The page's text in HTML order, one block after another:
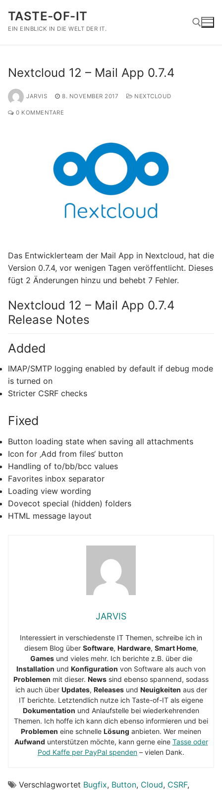
Inhalt
springen
TASTE-OF-IT
EIN EINBLICK IN DIE WELT DER IT.
Nextcloud 12 – Mail App 0.7.4
JARVIS 8. NOVEMBER 2017 NEXTCLOUD
0 KOMMENTARE
Das Entwicklerteam der Mail App in Nextcloud, hat die
Version 0.7.4, vor wenigen Tagen veröffentlicht. Dieses
fügt 2 Änderungen hinzu und behebt 7 Fehler.
Nextcloud 12 – Mail App 0.7.4
Release Notes
Added
IMAP/SMTP logging enabled by default if debug mode
is turned on
Stricter CSRF checks
Fixed
Button loading state when saving all attachments
Icon for ‚Add from files‘ button
Handling of to/bb/bcc values
Favorites inbox separator
Loading view wording
Dovecot special (hidden) folders
HTML message layout
JARVIS
Interessiert in verschiedenste IT Themen, schreibe ich in
diesem Blog über Software, Hardware, Smart Home,
Gamesund vieles mehr. Ich berichte z.B. über die
Installation und Konfiguration von Software als auch von
Problemen mit dieser. News sind ebenso spannend, sodass
ich auch über Updates, Releasesund Neuigkeiten aus der
IT berichte. Letztendlich nutze ich Taste-of-IT als eigene
Dokumentation und Anlaufstelle bei wiederkehrenden
Themen. Ich hoffe ich kann dich ebenso informieren und bei
Problemen eine schnelle Lösung anbieten. Wer meinen
Aufwand unterstützen möchte, kann gerne eine Tasse oder
Pod Kaffe per PayPal spenden – vielen Dank.
Verschlagwortet Bugfix, Button, Cloud, CSRF,